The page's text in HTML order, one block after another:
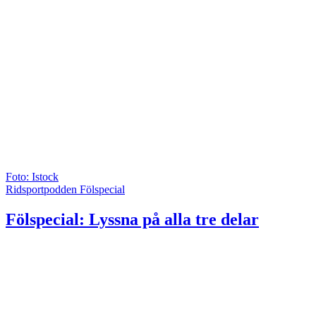
Foto: Istock
Ridsportpodden Fölspecial
Fölspecial: Lyssna på alla tre delar